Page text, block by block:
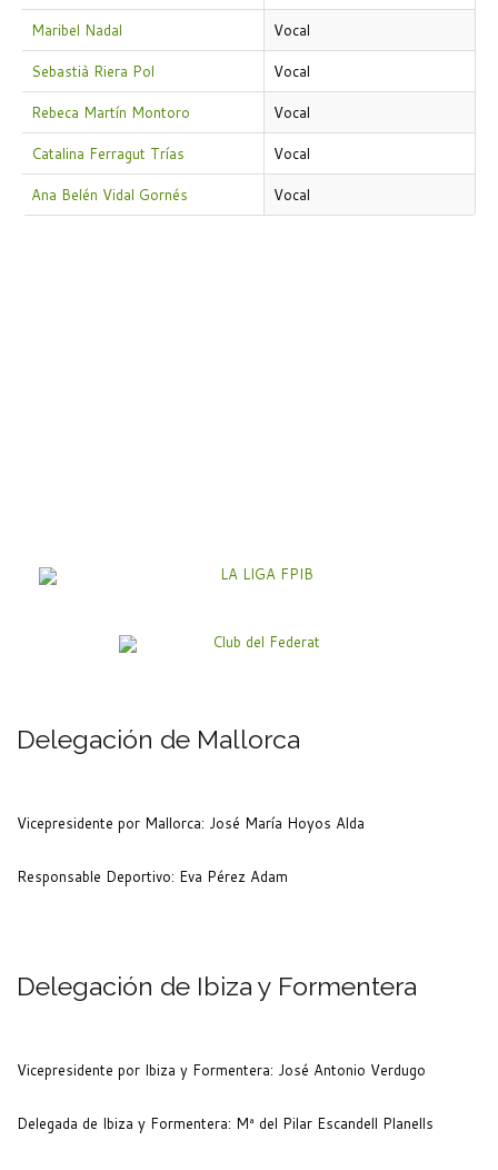
Maribel Nadal Vocal
Sebastià Riera Pol Vocal
Rebeca Martín Montoro Vocal
Catalina Ferragut Trías Vocal
Ana Belén Vidal Gornés Vocal
Delegación de Mallorca
Vicepresidente por Mallorca: José María Hoyos Alda
Responsable Deportivo: Eva Pérez Adam
Delegación de Ibiza y Formentera
Vicepresidente por Ibiza y Formentera: José Antonio Verdugo
Delegada de Ibiza y Formentera: Mª del Pilar Escandell Planells